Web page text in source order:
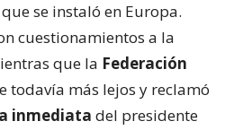
se instaló en Europa.
cuestionamientos a la
que la Federación
todavía más lejos y reclamó
inmediata del presidente